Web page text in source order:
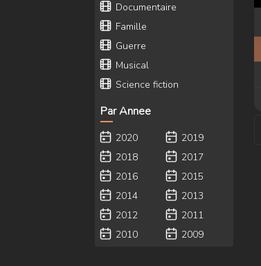
Documentaire
Famille
Guerre
Musical
Science fiction
Par Annee
2020
2019
2018
2017
2016
2015
2014
2013
2012
2011
2010
2009